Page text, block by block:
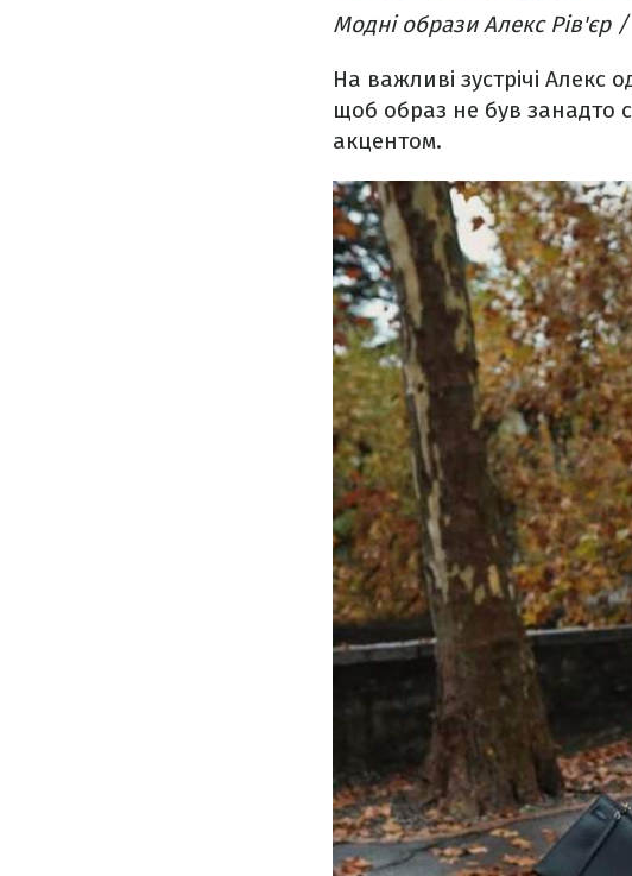
Модні образи Алекс Рів'єр
На важливі зустрічі Алекс
щоб образ не був занадто
акцентом.